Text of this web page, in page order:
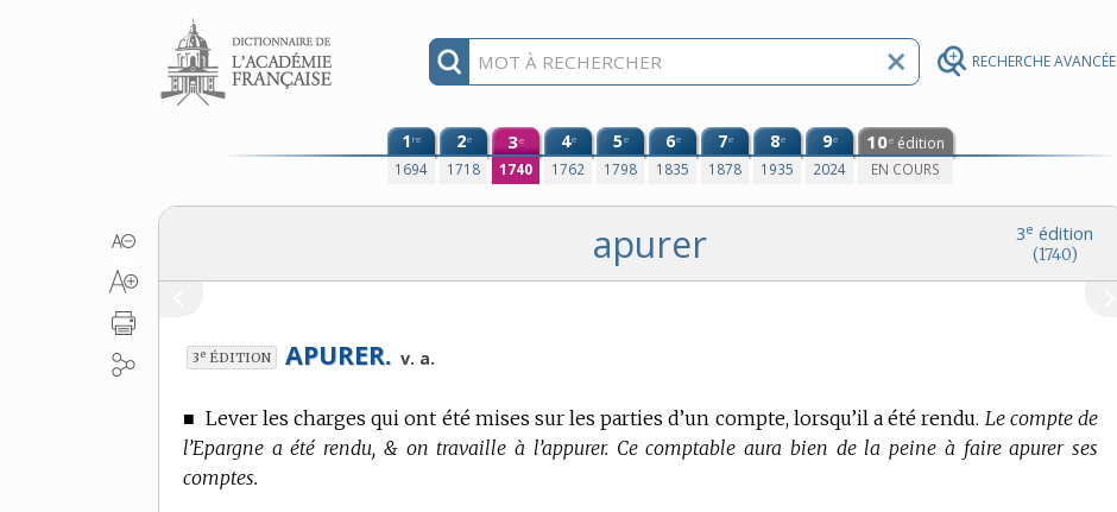
RECHERCHE AVANCÉE
Aller au contenu
1re
1694
2e
1718
3e
1740
4e
1762
5e
1798
6e
1835
7e
1878
8e
1935
9e
2024
10e édition
EN COURS
3e édition
(1740)
apurer
3e ÉDITION APURER. v. a.
■ Lever les charges qui ont été mises sur les parties d’un compte, lorsqu’il a été rendu. Le compte de
l’Epargne a été rendu, & on travaille à l’appurer. Ce comptable aura bien de la peine à faire apurer ses
comptes.